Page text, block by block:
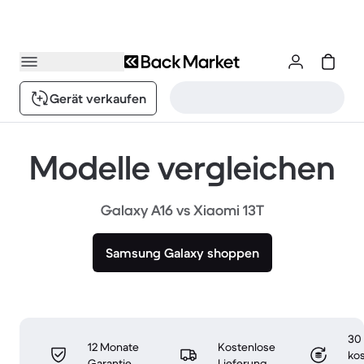
Gerät verkaufen
Modelle vergleichen
Galaxy A16 vs Xiaomi 13T
Samsung Galaxy shoppen
12 Monate
Kostenlose
30